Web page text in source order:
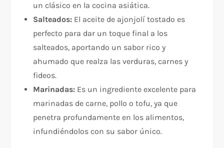
un clásico en la cocina asiática.
Salteados: El aceite de ajonjolí tostado es
perfecto para dar un toque final a los
salteados, aportando un sabor rico y
ahumado que realza las verduras, carnes y
fideos.
Marinadas: Es un ingrediente excelente para
marinadas de carne, pollo o tofu, ya que
penetra profundamente en los alimentos,
infundiéndolos con su sabor único.